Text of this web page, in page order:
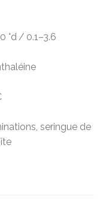
°d / 0.1–3.6
seringue de